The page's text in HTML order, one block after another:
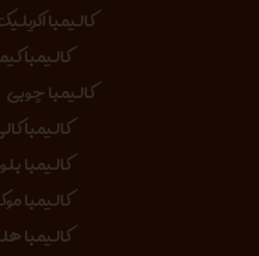
کالیمبا
کالیمبا
کالیمبا چوبی
کالیمبا
کالیمبا
کالیمبا
کالیمبا